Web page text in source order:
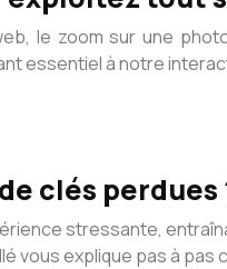
le zoom sur une
essentiel à notre
clés
stressante,
vous explique pas à